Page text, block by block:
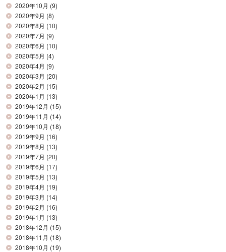
2020年10月 (9)
2020年9月 (8)
2020年8月 (10)
2020年7月 (9)
2020年6月 (10)
2020年5月 (4)
2020年4月 (9)
2020年3月 (20)
2020年2月 (15)
2020年1月 (13)
2019年12月 (15)
2019年11月 (14)
2019年10月 (18)
2019年9月 (16)
2019年8月 (13)
2019年7月 (20)
2019年6月 (17)
2019年5月 (13)
2019年4月 (19)
2019年3月 (14)
2019年2月 (16)
2019年1月 (13)
2018年12月 (15)
2018年11月 (18)
2018年10月 (19)